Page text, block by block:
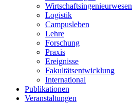
Wirtschaftsingenieurwesen
Logistik
Campusleben
Lehre
Forschung
Praxis
Ereignisse
Fakultätsentwicklung
International
Publikationen
Veranstaltungen